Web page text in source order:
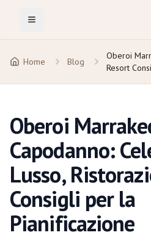
Toggle Menu
Home Blog
Oberoi
Resort
Oberoi
Capodanno:
Lusso,
Consigli per la
Pianificazione